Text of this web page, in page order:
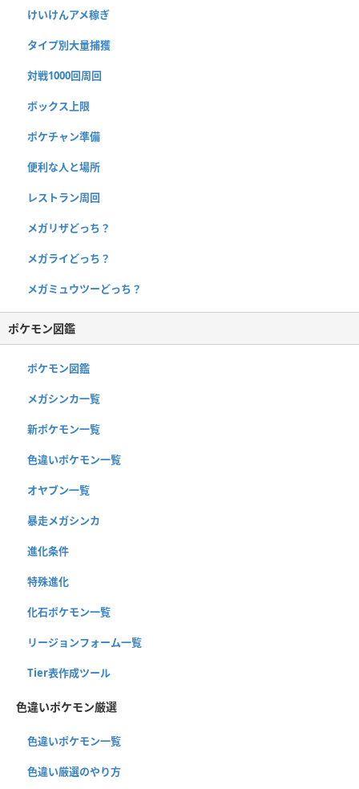
けいけんアメ稼ぎ
タイプ別大量捕獲
対戦1000回周回
ボックス上限
ポケチャン準備
便利な人と場所
レストラン周回
メガリザどっち？
メガライどっち？
メガミュウツーどっち？
ポケモン図鑑
ポケモン図鑑
メガシンカ一覧
新ポケモン一覧
色違いポケモン一覧
オヤブン一覧
暴走メガシンカ
進化条件
特殊進化
化石ポケモン一覧
リージョンフォーム一覧
Tier表作成ツール
色違いポケモン厳選
色違いポケモン一覧
色違い厳選のやり方